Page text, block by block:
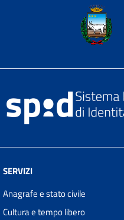
SERVIZI
Anagrafe e stato civile
Cultura e tempo libero